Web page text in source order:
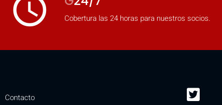
access_time Cobertura las 24 horas para nuestros socios.
Contacto